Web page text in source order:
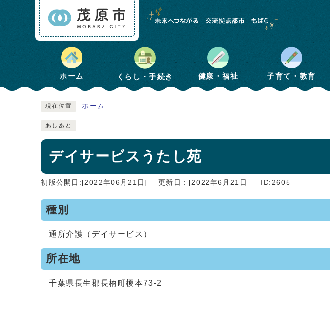
ホーム くらし・手続き 健康・福祉 子育て・教育
現在位置 ホーム
あしあと
デイサービスうたし苑
初版公開日:[2022年06月21日] 更新日：[2022年6月21日] ID:2605
種別
通所介護（デイサービス）
所在地
千葉県長生郡長柄町榎本73-2